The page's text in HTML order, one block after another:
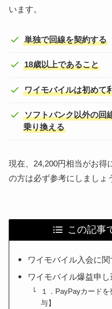
います。
単独で回線を契約する
18歳以上であること
ワイモバイルは初めて
ソフトバンク以外の回
乗り換える
現在、24,200円相当がお得
の方は必ず参考にしましょ
この記事
ワイモバイル入会に
ワイモバイル爆益申し
１．PayPayカード
与】